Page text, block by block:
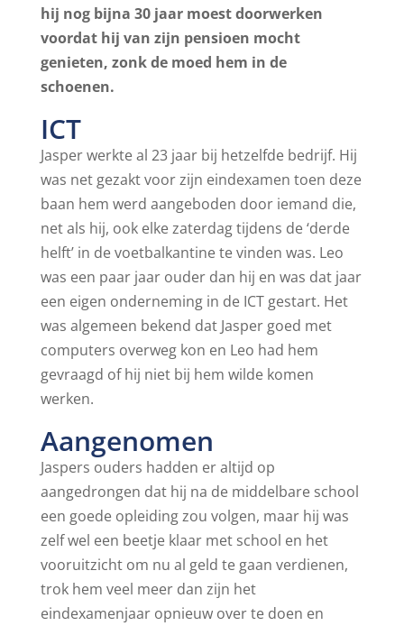
hij nog bijna 30 jaar moest doorwerken
voordat hij van zijn pensioen mocht
genieten, zonk de moed hem in de
schoenen.
ICT
Jasper werkte al 23 jaar bij hetzelfde bedrijf. Hij
was net gezakt voor zijn eindexamen toen deze
baan hem werd aangeboden door iemand die,
net als hij, ook elke zaterdag tijdens de ‘derde
helft’ in de voetbalkantine te vinden was. Leo
was een paar jaar ouder dan hij en was dat jaar
een eigen onderneming in de ICT gestart. Het
was algemeen bekend dat Jasper goed met
computers overweg kon en Leo had hem
gevraagd of hij niet bij hem wilde komen
werken.
Aangenomen
Jaspers ouders hadden er altijd op
aangedrongen dat hij na de middelbare school
een goede opleiding zou volgen, maar hij was
zelf wel een beetje klaar met school en het
vooruitzicht om nu al geld te gaan verdienen,
trok hem veel meer dan zijn het
eindexamenjaar opnieuw over te doen en